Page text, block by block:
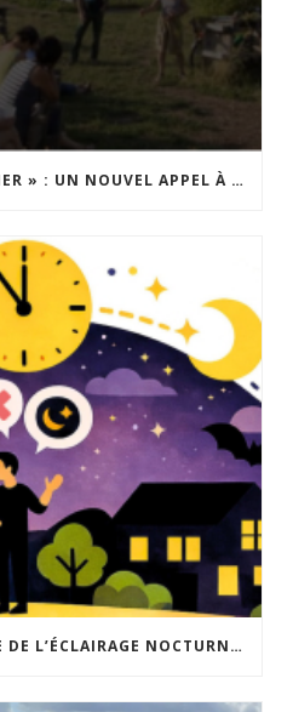
« INSPIRONS LE QUARTIER » : UN NOUVEL APPEL À PROJETS EST LANCÉ !
ACCEPTABILITÉ SOCIALE DE L’ÉCLAIRAGE NOCTURNE : LE REPLAY EST DISPONIBLE